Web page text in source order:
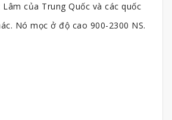
của Trung Quốc và các quốc
Nó mọc ở độ cao 900-2300 NS.